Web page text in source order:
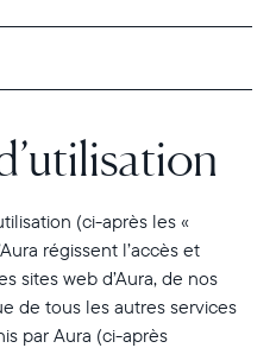
(ci-après les «
régissent l’accès et
sites web d’Aura, de nos
de tous les autres services
par Aura (ci-après